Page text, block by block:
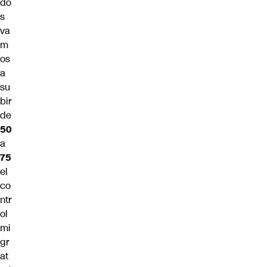
do
s
va
m
os
a
su
bir
de
50
a
75
el
co
ntr
ol
mi
gr
at